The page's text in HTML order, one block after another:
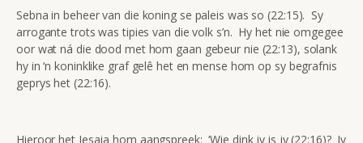
Sebna in beheer van die koning se paleis was so (22:15). Sy
arrogante trots was tipies van die volk s’n. Hy het nie omgegee
oor wat ná die dood met hom gaan gebeur nie (22:13), solank
hy in ‘n koninklike graf gelê het en mense hom op sy begrafnis
geprys het (22:16).
Hieroor het Jesaja hom aangspreek: ‘Wie dink jy is jy (22:16)? Jy